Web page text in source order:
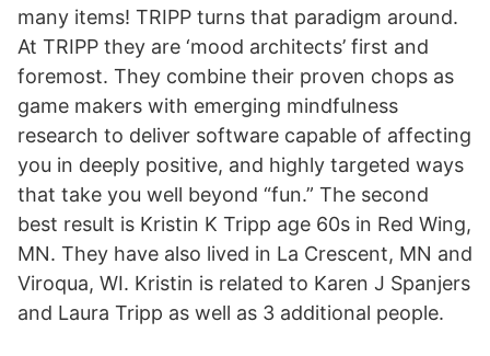
many items! TRIPP turns that paradigm around.
At TRIPP they are ‘mood architects’ first and
foremost. They combine their proven chops as
game makers with emerging mindfulness
research to deliver software capable of affecting
you in deeply positive, and highly targeted ways
that take you well beyond “fun.” The second
best result is Kristin K Tripp age 60s in Red Wing,
MN. They have also lived in La Crescent, MN and
Viroqua, WI. Kristin is related to Karen J Spanjers
and Laura Tripp as well as 3 additional people.